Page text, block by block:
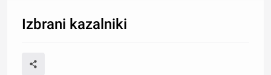
Izbrani kazalniki